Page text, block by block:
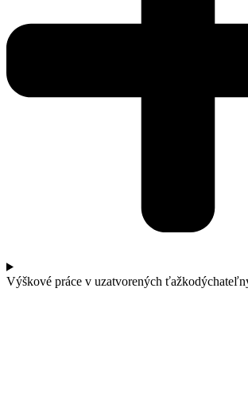
Výškové práce v uzatvorených